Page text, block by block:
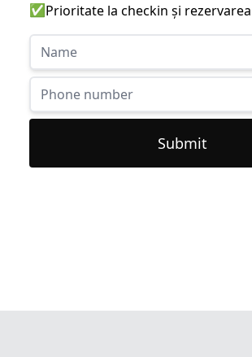
✅Prioritate la checkin și
Submit